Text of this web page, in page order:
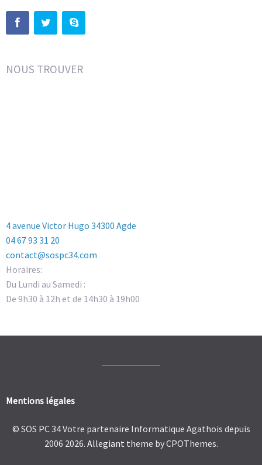
NOUS TROUVER
4 avenue Victor Hugo 34300 Agde
04 67 93 31 20
contact@sospc34.com
Horaires:
Du Lundi au Samedi :
De 9h30 à 12h et de 14h30 à 19h00
Mentions légales
© SOS PC 34 Votre partenaire Informatique Agathois depuis
2006 2026. Allegiant theme by CPOThemes.